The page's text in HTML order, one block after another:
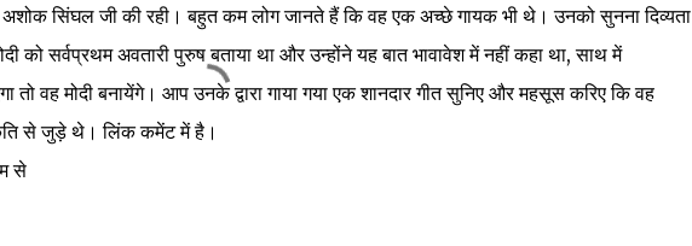
सिंघल जी की रही। बहुत कम लोग जानते हैं कि वह एक अच्छे गायक भी थे। उनको सुनना दिव्यता
को सर्वप्रथम अवतारी पुरुष बताया था और उन्होंने यह बात भावावेश में नहीं कहा था, साथ में
तो वह मोदी बनायेंगे। आप उनके द्वारा गाया गया एक शानदार गीत सुनिए और महसूस करिए कि वह
से जुड़े थे। लिंक कमेंट में है।
से